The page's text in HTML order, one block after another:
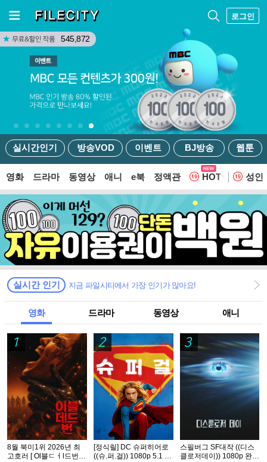
로그인
실시간인기 방송VOD 이벤트 BJ방송 웹툰
545,872
영화 드라마 동영상 애니 e북 정액관 HOT 웹
성인
실시간 인기 지금 파일시티에서 가장 인기가 많아요!
영화 드라마 동영상 애니
1
8월 북미1위 2026년 최
고호러 [ Ol블ㄷㅓl드번 ]
2
[정식릴] DC 슈퍼히어로
((슈.퍼.걸)) 1080p 5.1 공
3
스필버그 SF대작 ((디스
클로저데이)) 1080p 완벽